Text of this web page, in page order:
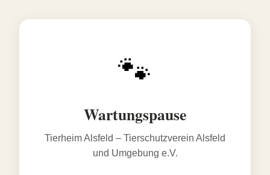
🐾
Wartungspause
Tierheim Alsfeld – Tierschutzverein Alsfeld
und Umgebung e.V.